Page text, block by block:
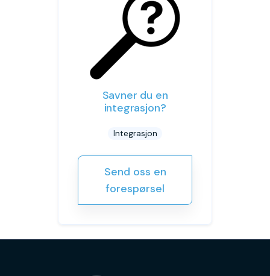
Savner du en
integrasjon?
Integrasjon
Send oss en
forespørsel